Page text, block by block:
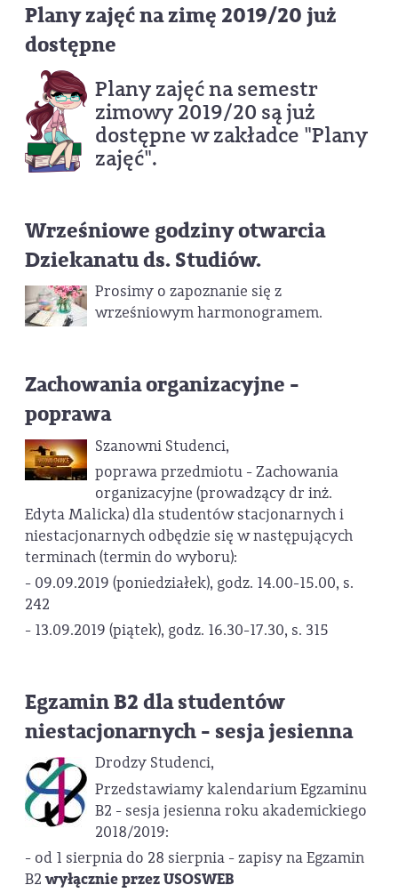
Plany zajęć na zimę 2019/20 już
dostępne
Plany zajęć na semestr
zimowy 2019/20 są już
dostępne w zakładce "Plany
zajęć".
Wrześniowe godziny otwarcia
Dziekanatu ds. Studiów.
Prosimy o zapoznanie się z
wrześniowym harmonogramem.
Zachowania organizacyjne -
poprawa
Szanowni Studenci,
poprawa przedmiotu - Zachowania
organizacyjne (prowadzący dr inż.
Edyta Malicka) dla studentów stacjonarnych i
niestacjonarnych odbędzie się w następujących
terminach (termin do wyboru):
- 09.09.2019 (poniedziałek), godz. 14.00-15.00, s.
242
- 13.09.2019 (piątek), godz. 16.30-17.30, s. 315
Egzamin B2 dla studentów
niestacjonarnych - sesja jesienna
Drodzy Studenci,
Przedstawiamy kalendarium Egzaminu
B2 - sesja jesienna roku akademickiego
2018/2019:
- od 1 sierpnia do 28 sierpnia - zapisy na Egzamin
B2wyłącznie przez USOSWEB